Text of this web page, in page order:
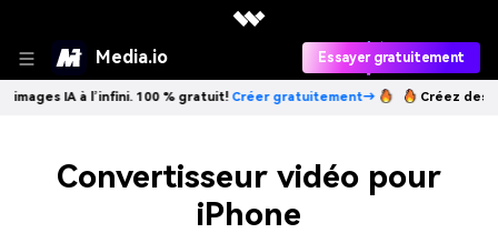
Media.io Essayer gratuitement
IA à l’infini. 100 % gratuit!Créer gratuitement→ Créez des
Convertisseur vidéo pour
iPhone